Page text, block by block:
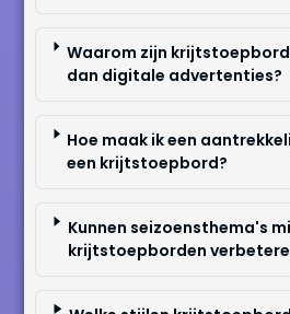
Waarom zijn
dan digitale advertenties?
Hoe maak ik een
een krijtstoepbord?
Kunnen seizoensthema's
krijtstoepborden